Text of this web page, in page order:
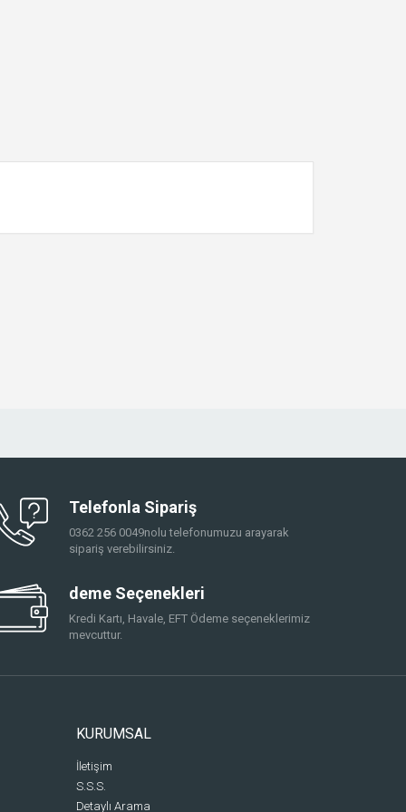
Telefonla Sipariş
0362 256 0049nolu telefonumuzu arayarak
sipariş verebilirsiniz.
deme Seçenekleri
Kredi Kartı, Havale, EFT Ödeme seçeneklerimiz
mevcuttur.
KURUMSAL
İletişim
S.S.S.
Detaylı Arama